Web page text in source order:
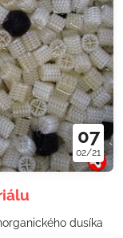
07
02/21
dusíka